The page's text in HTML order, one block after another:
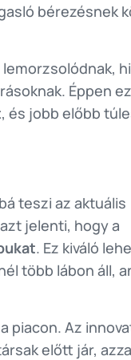
bérezésnek
Éppen
, és jobb előbb
teszi az aktuális
jelenti, hogy a
. Ez kiváló
több lábon áll,
piacon. Az
előtt jár,